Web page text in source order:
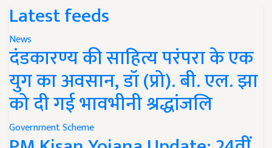
Latest feeds
News
दंडकारण्य की साहित्य परंपरा के एक
युग का अवसान, डॉ (प्रो). बी. एल. झा
को दी गई भावभीनी श्रद्धांजलि
Government Scheme